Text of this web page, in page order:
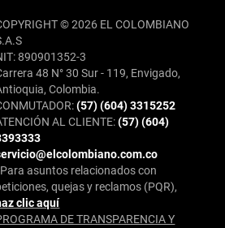
© 2026 EL COLOMBIANO
890901352-3
48 N° 30 Sur - 119, Envigado,
Colombia.
(57) (604) 3315252
AL CLIENTE:(57) (604)
asuntos relacionados con
quejas y reclamos (PQR),
clic aquí
DE TRANSPARENCIA Y